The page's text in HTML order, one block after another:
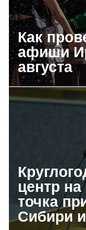
Как
афиши
августа
центр
точка
Сибири